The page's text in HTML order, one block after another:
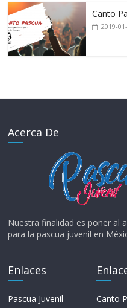
Canto
2019-
Acerca De
Nuestra finalidad es poner al
para la pascua juvenil en
Enlaces
Pascua Juvenil
Canto